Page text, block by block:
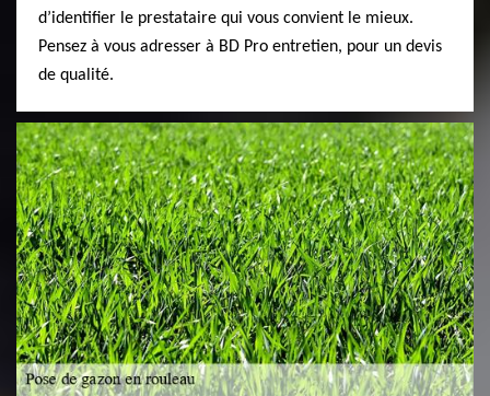
d’identifier le prestataire qui vous convient le mieux.
Pensez à vous adresser à BD Pro entretien, pour un devis
de qualité.